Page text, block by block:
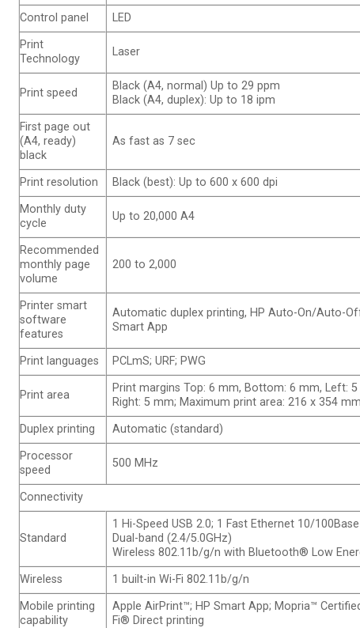
Control panel
LED
Print
Technology
Laser
Print speed
Black (A4, normal) Up to 29 ppm
Black (A4, duplex): Up to 18 ipm
First page out
(A4, ready)
black
As fast as 7 sec
Print resolution
Black (best): Up to 600 x 600 dpi
Monthly duty
cycle
Up to 20,000 A4
Recommended
monthly page
volume
200 to 2,000
Printer smart
software
features
Automatic duplex printing, HP Auto-On/Auto-
Smart App
Print languages PCLmS; URF; PWG
Print area
Print margins Top: 6 mm, Bottom: 6 mm, Left: 5
Right: 5 mm; Maximum print area: 216 x 354 mm
Duplex printing
Automatic (standard)
Processor
speed
500 MHz
Connectivity
Standard
1 Hi-Speed USB 2.0; 1 Fast Ethernet 10/
Dual-band (2.4/5.0GHz)
Wireless 802.11b/g/n with Bluetooth® Low
Wireless
1 built-in Wi-Fi 802.11b/g/n
Mobile printing
capability
Apple AirPrint™; HP Smart App; Mopria™
Fi® Direct printing